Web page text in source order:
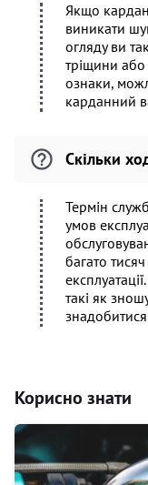
Якщо
виникати
огляду ви
тріщини
ознаки,
карданний
Скільки
Термін
умов
багато
такі як
Корисно знати